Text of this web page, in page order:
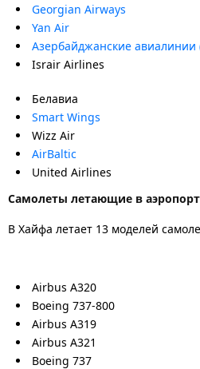
Georgian Airways
Yan Air
Азербайджанские авиалинии
Israir Airlines
Белавиа
Smart Wings
Wizz Air
AirBaltic
United Airlines
Самолеты летающие в
В Хайфа летает 13 моделей
Airbus A320
Boeing 737-800
Airbus A319
Airbus A321
Boeing 737